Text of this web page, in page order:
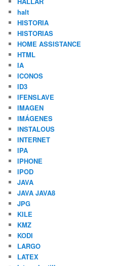
halt
HISTORIA
HISTORIAS
HOME ASSISTANCE
HTML
IA
ICONOS
ID3
IFENSLAVE
IMAGEN
IMÁGENES
INSTALOUS
INTERNET
IPA
IPHONE
IPOD
JAVA
JAVA JAVA8
JPG
KILE
KMZ
KODI
LARGO
LATEX